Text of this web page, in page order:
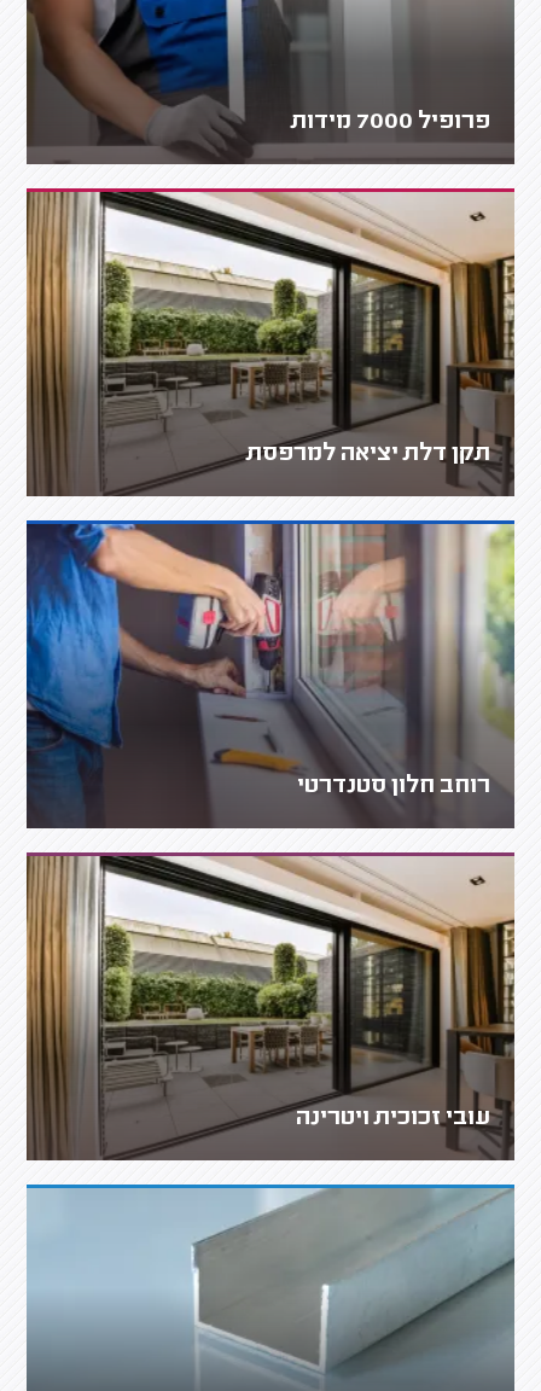
פרופיל 7000 מידות
תקן דלת יציאה למרפסת
רוחב חלון סטנדרטי
עובי זכוכית ויטרינה